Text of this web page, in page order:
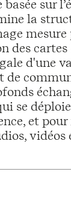
sur
la
des
d'une
de
se
et pour
vidéos